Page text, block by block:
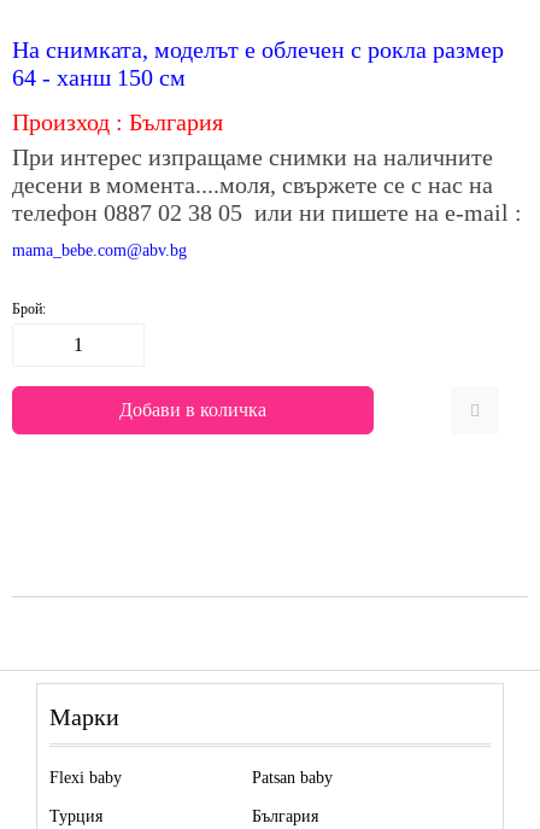
На снимката, моделът е облечен с рокла размер
64 - ханш 150 см
Произход : България
При интерес изпращаме снимки на наличните
десени в момента....моля, свържете се с нас на
телефон 0887 02 38 05 или ни пишете на е-mail :
mama_bebe.com@abv.bg
Брой:
Марки
Flexi baby Patsan baby
Турция България